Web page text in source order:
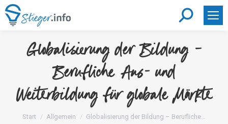
Search:
Globalisierung der Bildung –
Berufliche Aus- und
Weiterbildung für globale Märkte
Sie befinden sich hier:
Start Allgemein Globalisierung der Bildung – Berufliche…